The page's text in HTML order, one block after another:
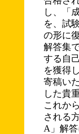
し、「
を、試
の形に
解答集
する自
を獲得
寄稿い
した貴
これか
される
A」解